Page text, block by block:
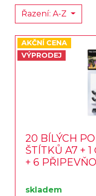
Řazení: A-Z
AKČNÍ CENA
VÝPRODEJ
20 BÍLÝCH
ŠTÍTKŮ A7 +
+ 6
skladem